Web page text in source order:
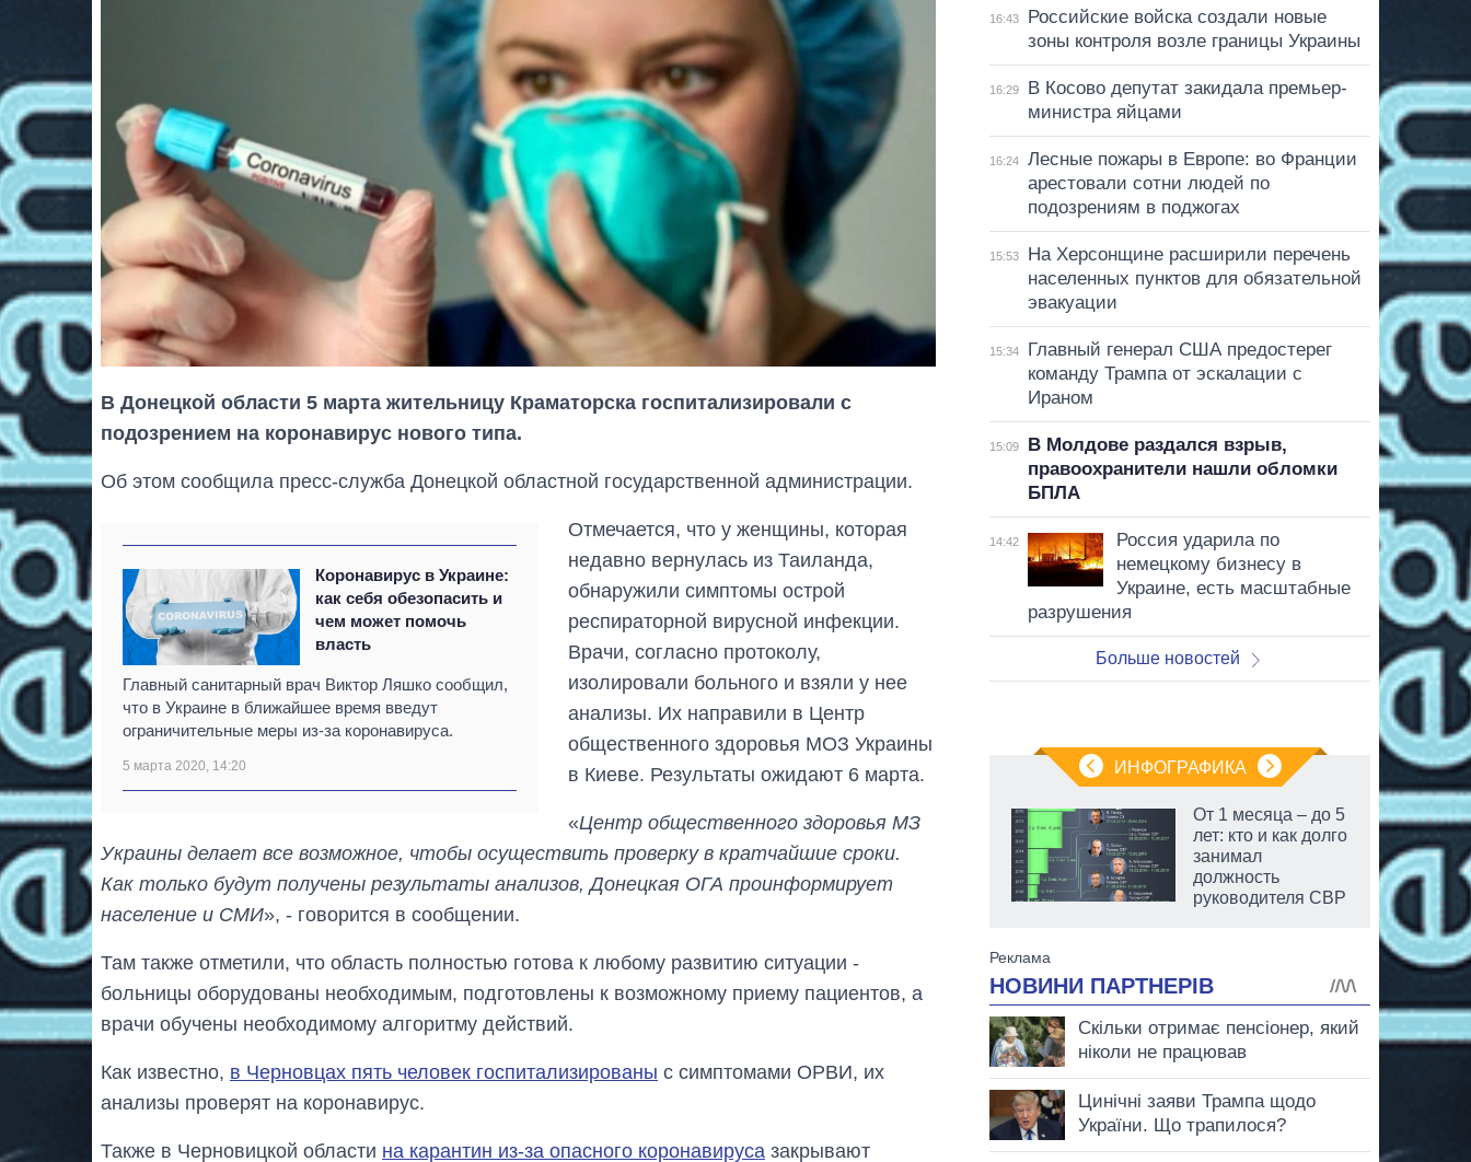
В Донецкой области 5 марта жительницу Краматорска госпитализировали с
подозрением на коронавирус нового типа.
Об этом сообщила пресс-служба Донецкой областной государственной администрации.
Коронавирус в Украине:
как себя обезопасить и
чем может помочь
власть
Главный санитарный врач Виктор Ляшко сообщил,
что в Украине в ближайшее время введут
ограничительные меры из-за коронавируса.
5 марта 2020, 14:20
Отмечается, что у женщины, которая
недавно вернулась из Таиланда,
обнаружили симптомы острой
респираторной вирусной инфекции.
Врачи, согласно протоколу,
изолировали больного и взяли у нее
анализы. Их направили в Центр
общественного здоровья МОЗ Украины
в Киеве. Результаты ожидают 6 марта.
«Центр общественного здоровья МЗ
Украины делает все возможное, чтобы осуществить проверку в кратчайшие сроки.
Как только будут получены результаты анализов, Донецкая ОГА проинформирует
население и СМИ», - говорится в сообщении.
Там также отметили, что область полностью готова к любому развитию ситуации -
больницы оборудованы необходимым, подготовлены к возможному приему пациентов, а
врачи обучены необходимому алгоритму действий.
Как известно, в Черновцах пять человек госпитализированы с симптомами ОРВИ, их
анализы проверят на коронавирус.
Также в Черновицкой области на карантин из-за опасного коронавируса закрывают
16:43
Российские войска создали новые
зоны контроля возле границы Украины
16:29
В Косово депутат закидала премьер-
министра яйцами
16:24
Лесные пожары в Европе: во Франции
арестовали сотни людей по
подозрениям в поджогах
15:53
На Херсонщине расширили перечень
населенных пунктов для обязательной
эвакуации
15:34
Главный генерал США предостерег
команду Трампа от эскалации с
Ираном
15:09
В Молдове раздался взрыв,
правоохранители нашли обломки
БПЛА
14:42
Россия ударила по
немецкому бизнесу в
Украине, есть масштабные
разрушения
Больше новостей
ИНФОГРАФИКА
Как за 10 лет
изменилось
количество
поступающих в
бакалавриат,
От 1 месяца – до 5
лет: кто и как долго
занимал
должность
руководителя СВР